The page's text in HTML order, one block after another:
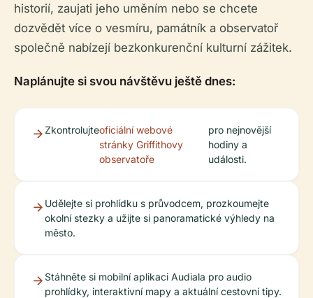
historií, zaujati jeho uměním nebo se chcete
dozvědět více o vesmíru, památník a observatoř
společně nabízejí bezkonkurenční kulturní zážitek.
Naplánujte si svou návštěvu ještě dnes:
Zkontrolujteoficiální webové
stránky Griffithovy
observatoře
pro nejnovější
hodiny a
události.
Udělejte si prohlídku s průvodcem, prozkoumejte
okolní stezky a užijte si panoramatické výhledy na
město.
Stáhněte si mobilní aplikaci Audiala pro audio
prohlídky, interaktivní mapy a aktuální cestovní tipy.